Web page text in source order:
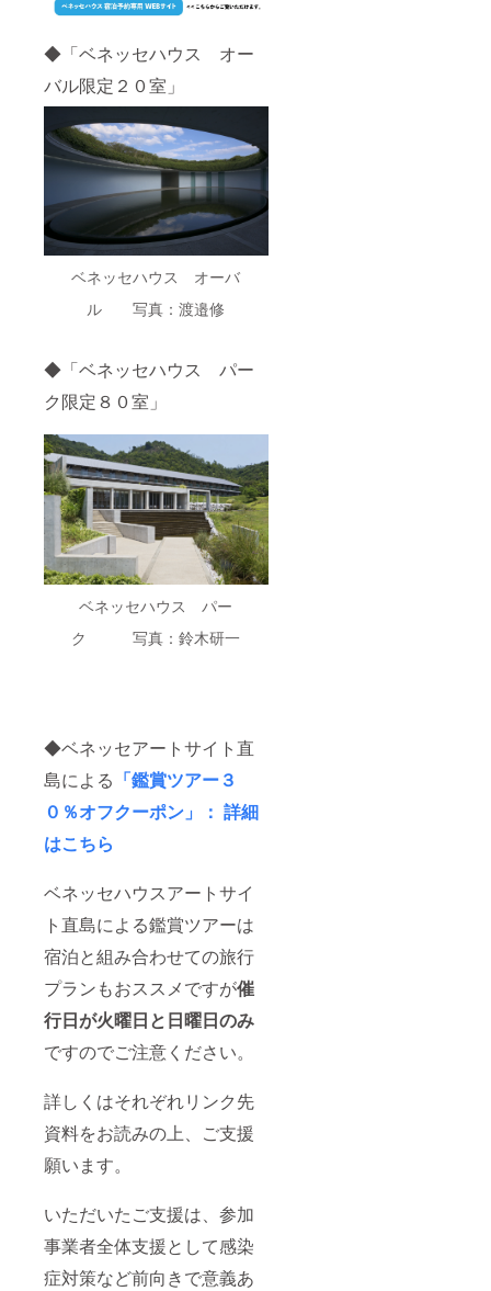
◆「ベネッセハウス オー
バル限定２０室」
ベネッセハウス オーバ
ル 写真：渡邉修
◆「ベネッセハウス パー
ク限定８０室」
ベネッセハウス パー
ク 写真：鈴木研一
◆ベネッセアートサイト直
島による 「鑑賞ツアー３
０％オフクーポン」： 詳細
はこちら
ベネッセハウスアートサイ
ト直島による鑑賞ツアーは
宿泊と組み合わせての旅行
プランもおススメですが催
行日が火曜日と日曜日のみ
ですのでご注意ください。
詳しくはそれぞれリンク先
資料をお読みの上、ご支援
願います。
いただいたご支援は、参加
事業者全体支援として感染
症対策など前向きで意義あ